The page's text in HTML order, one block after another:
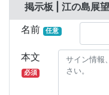
掲示板 | 江の島展
名前
任意
本文
必須